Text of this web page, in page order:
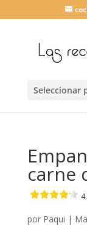
Seleccionar
carne
por Paqui |